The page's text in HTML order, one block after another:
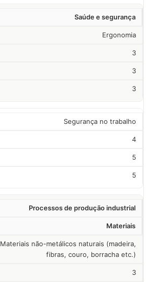
Saúde e segurança
Ergonomia
3
3
3
Segurança no trabalho
4
5
5
Processos de produção industrial
Materiais
Materiais não-metálicos naturais (madeira,
fibras, couro, borracha etc.)
3